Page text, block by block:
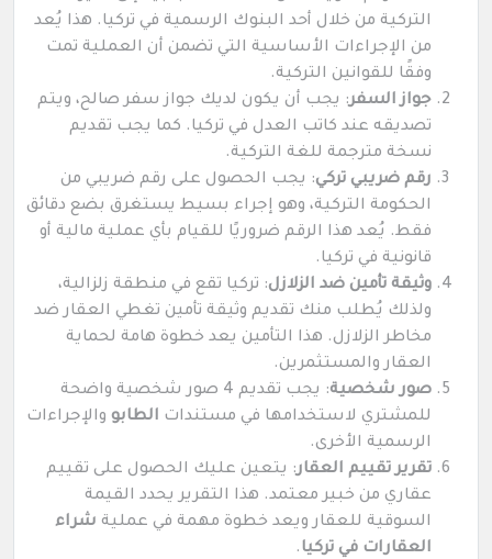
التركية من خلال أحد البنوك الرسمية في تركيا. هذا يُعد
من الإجراءات الأساسية التي تضمن أن العملية تمت
وفقًا للقوانين التركية.
جواز السفر: يجب أن يكون لديك جواز سفر صالح، ويتم
تصديقه عند كاتب العدل في تركيا. كما يجب تقديم
نسخة مترجمة للغة التركية.
رقم ضريبي تركي: يجب الحصول على رقم ضريبي من
الحكومة التركية، وهو إجراء بسيط يستغرق بضع دقائق
فقط. يُعد هذا الرقم ضروريًا للقيام بأي عملية مالية أو
قانونية في تركيا.
وثيقة تأمين ضد الزلازل: تركيا تقع في منطقة زلزالية،
ولذلك يُطلب منك تقديم وثيقة تأمين تغطي العقار ضد
مخاطر الزلازل. هذا التأمين يعد خطوة هامة لحماية
العقار والمستثمرين.
صور شخصية
: يجب تقديم 4 صور شخصية واضحة
للمشتري لاستخدامها في مستندات الطابو والإجراءات
الرسمية الأخرى.
تقرير تقييم العقار: يتعين عليك الحصول على تقييم
عقاري من خبير معتمد. هذا التقرير يحدد القيمة
السوقية للعقار ويعد خطوة مهمة في عملية شراء
العقارات في تركيا.